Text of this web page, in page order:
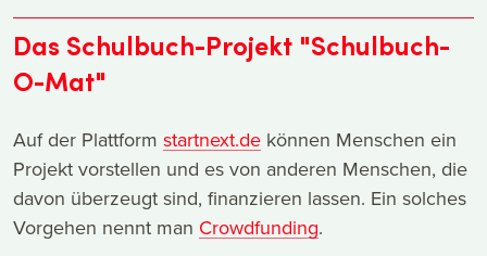
Das Schulbuch-Projekt "Schulbuch-
O-Mat"
Auf der Plattform startnext.de können Menschen ein
Projekt vorstellen und es von anderen Menschen, die
davon überzeugt sind, finanzieren lassen. Ein solches
Vorgehen nennt man Crowdfunding.